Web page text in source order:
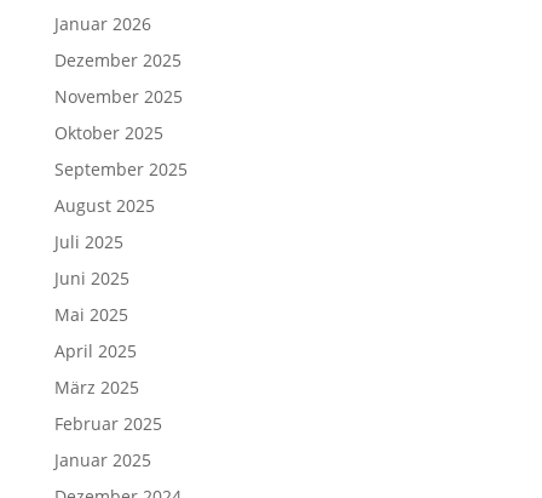
Januar 2026
Dezember 2025
November 2025
Oktober 2025
September 2025
August 2025
Juli 2025
Juni 2025
Mai 2025
April 2025
März 2025
Februar 2025
Januar 2025